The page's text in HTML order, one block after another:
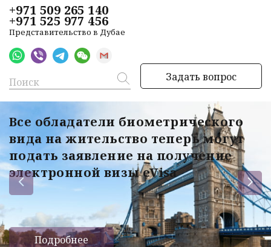
+971 509 265 140
+971 525 977 456
Представительство в Дубае
Задать вопрос
Все обладатели биометрического
вида на жительство теперь могут
подать заявление на получение
электронной визы eVisa
Подробнее